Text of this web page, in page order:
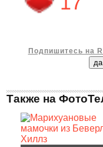
Подпишитесь на
Также на